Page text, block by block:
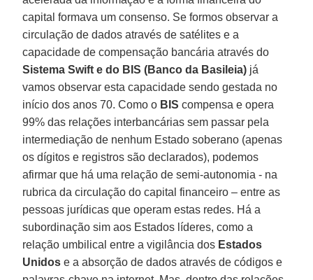
capital formava um consenso. Se formos observar a
circulação de dados através de satélites e a
capacidade de compensação bancária através do
Sistema Swift e do BIS (Banco da Basileia) já
vamos observar esta capacidade sendo gestada no
início dos anos 70. Como o BIS compensa e opera
99% das relações interbancárias sem passar pela
intermediação de nenhum Estado soberano (apenas
os dígitos e registros são declarados), podemos
afirmar que há uma relação de semi-autonomia - na
rubrica da circulação do capital financeiro – entre as
pessoas jurídicas que operam estas redes. Há a
subordinação sim aos Estados líderes, como a
relação umbilical entre a vigilância dos Estados
Unidos e a absorção de dados através de códigos e